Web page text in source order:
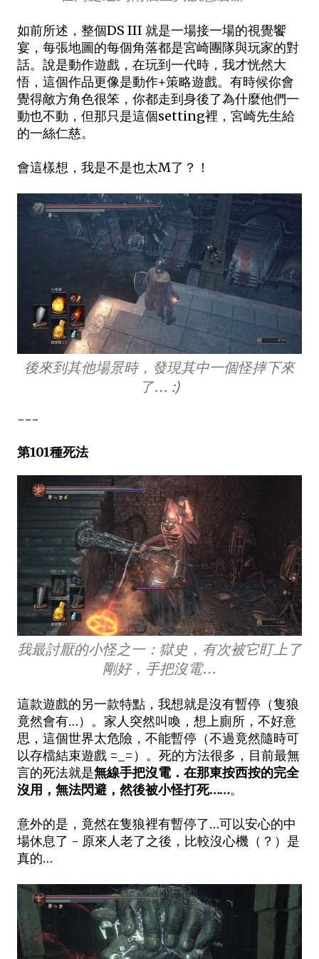
如前所述，整個DS III 就是一場接一場的視覺饗
宴，每張地圖的每個角落都是宮崎團隊與玩家的對
話。說是動作遊戲，在玩到一代時，我才恍然大
悟，這個作品更像是動作+策略遊戲。有時候你會
覺得敵方角色很笨，你都走到身後了為什麼他們一
動也不動，但那只是這個setting裡，宮崎先生給
的一絲仁慈。
會這樣想，我是不是也太M了？！
後來到其他場景時，發現其中一個怪摔下來
了… :)
---
第101種死法
我最討厭的小怪之一：獄史，有次被它盯上了
剛好，手把沒電…
這款遊戲的另一款特點，我想就是沒有暫停（隻狼
竟然會有…）。家人突然叫喚，想上廁所，不好意
思，這個世界太危險，不能暫停（不過竟然隨時可
以存檔結束遊戲 =_=）。死的方法很多，目前最無
言的死法就是無線手把沒電．在那東按西按的完全
沒用，無法閃避，然後被小怪打死……。
意外的是，竟然在隻狼裡有暫停了…可以安心的中
場休息了 - 原來人老了之後，比較沒心機（？）是
真的…